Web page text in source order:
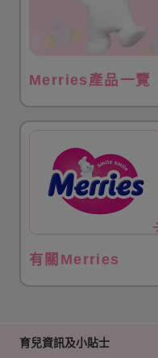
Merries產品一覽
有關Merries
育兒資訊及小貼士